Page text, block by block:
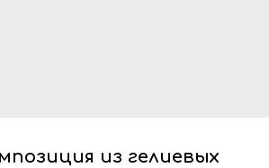
из гелиевых